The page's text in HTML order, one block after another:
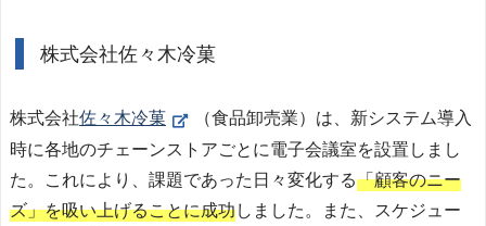
株式会社佐々木冷菓
株式会社佐々木冷菓
（食品卸売業）は、新システム導入
時に各地のチェーンストアごとに電子会議室を設置しまし
た。これにより、課題であった日々変化する「顧客のニー
ズ」を吸い上げることに成功しました。また、スケジュー